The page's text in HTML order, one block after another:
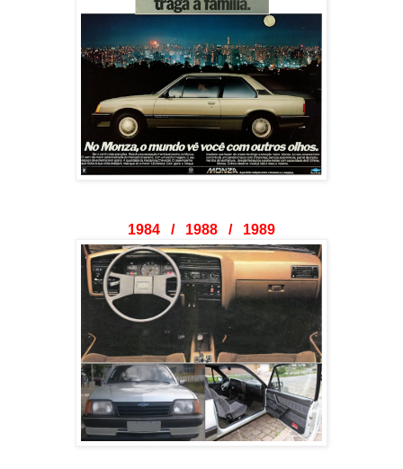
1984 / 1988 / 1989